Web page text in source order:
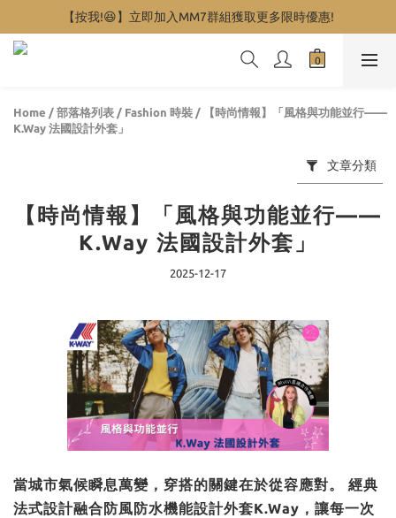
【按我!😆】立即加入MM7群組獲取更多限時優惠!
Home / 部落格列表 / Fashion 時裝 /
【時尚情報】「風格與功能並行——
K.Way 法國設計外套」
文章分類
【時尚情報】「風格與功能並行——
K.Way 法國設計外套」
2025-12-17
當城市氣候瞬息萬變，穿搭的關鍵在於從容應對。 經典
法式設計融合防風防水機能設計外套K.Way，讓每一次